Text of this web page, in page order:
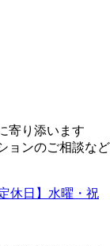
寄り添います
ョンのご相談など
休日】水曜・祝